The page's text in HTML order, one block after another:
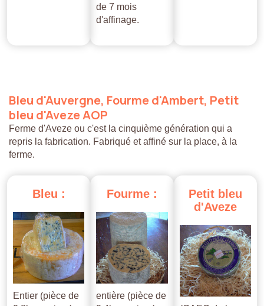
de 7 mois
d'affinage.
Bleu d'Auvergne, Fourmed'Ambert, Petit
bleu d'AvezeAOP
Ferme d'Aveze ou c'est la cinquième génération qui a
repris la fabrication. Fabriqué et affiné sur la place, à la
ferme.
Bleu :
Entier (pièce de
Fourme :
entière (pièce de
Petit bleu
d'Aveze